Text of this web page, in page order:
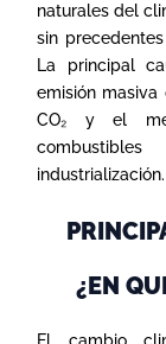
naturales del
sin
La principal
emisión
CO₂ y el
industrialización.
¿EN
El cambio